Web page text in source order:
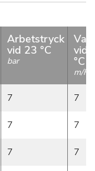
Arbetstryck
vid 23 °C
bar
vid
°C
m/H
7 7
7 7
7 7